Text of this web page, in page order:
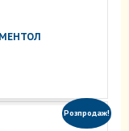
Розпродаж!